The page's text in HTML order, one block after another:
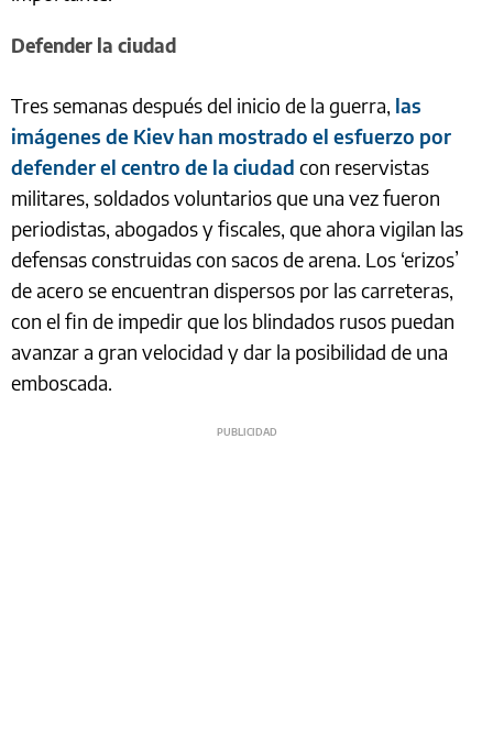
Defender la ciudad
Tres semanas después del inicio de la guerra, las
imágenes de Kiev han mostrado el esfuerzo por
defender el centro de la ciudad con reservistas
militares, soldados voluntarios que una vez fueron
periodistas, abogados y fiscales, que ahora vigilan las
defensas construidas con sacos de arena. Los ‘erizos’
de acero se encuentran dispersos por las carreteras,
con el fin de impedir que los blindados rusos puedan
avanzar a gran velocidad y dar la posibilidad de una
emboscada.